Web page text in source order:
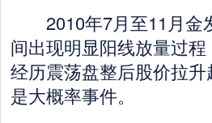
2010年7月至11月金
间出现明显阳线放量过
经历震荡盘整后股价拉
是大概率事件。